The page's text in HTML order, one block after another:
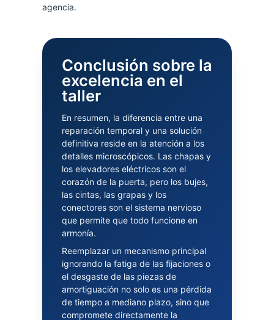
agencia.
Conclusión sobre la
excelencia en el
taller
En resumen, la diferencia entre una
reparación temporal y una solución
definitiva reside en la atención a los
detalles microscópicos. Las chapas y
los elevadores eléctricos son el
corazón de la puerta, pero los bujes,
las cintas, las grapas y los
conectores son el sistema nervioso
que permite que todo funcione en
armonía.
Reemplazar un mecanismo principal
ignorando la fatiga de las fijaciones o
el desgaste de las piezas de
amortiguación no solo es una pérdida
de tiempo a mediano plazo, sino que
compromete directamente la